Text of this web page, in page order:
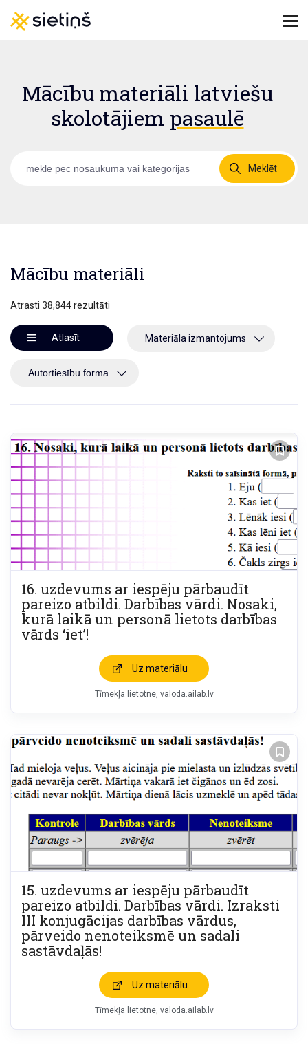
Mācību materiāli latviešu
skolotājiem pasaulē
Meklēt
Mācību materiāli
Atrasti 38,844 rezultāti
Atlasīt Materiāla izmantojums
16. uzdevums ar iespēju pārbaudīt
pareizo atbildi. Darbības vārdi. Nosaki,
kurā laikā un personā lietots darbības
vārds ‘iet’!
Uz materiālu
Tīmekļa lietotne valoda.ailab.lv
15. uzdevums ar iespēju pārbaudīt
pareizo atbildi. Darbības vārdi. Izraksti
III konjugācijas darbības vārdus,
pārveido nenoteiksmē un sadali
sastāvdaļās!
Uz materiālu
Tīmekļa lietotne valoda.ailab.lv